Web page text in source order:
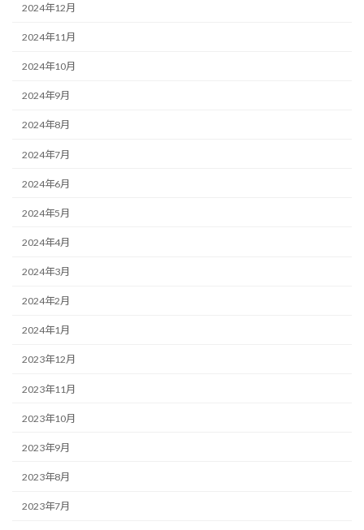
2024年12月
2024年11月
2024年10月
2024年9月
2024年8月
2024年7月
2024年6月
2024年5月
2024年4月
2024年3月
2024年2月
2024年1月
2023年12月
2023年11月
2023年10月
2023年9月
2023年8月
2023年7月